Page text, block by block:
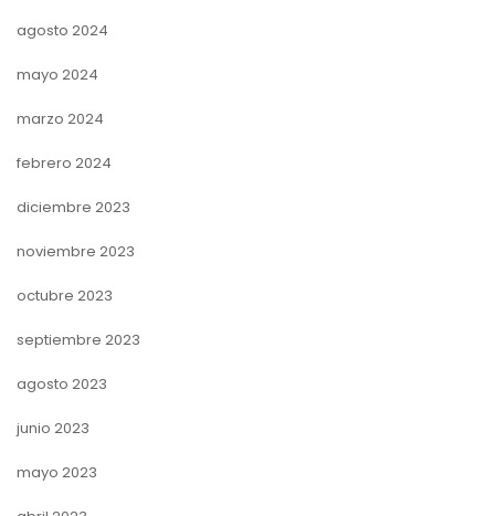
agosto 2024
mayo 2024
marzo 2024
febrero 2024
diciembre 2023
noviembre 2023
octubre 2023
septiembre 2023
agosto 2023
junio 2023
mayo 2023